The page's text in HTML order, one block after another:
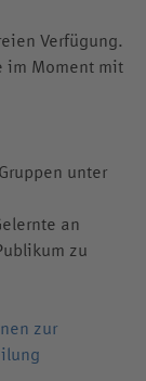
Verfügung.
im Moment mit
unter
an
zu
zur